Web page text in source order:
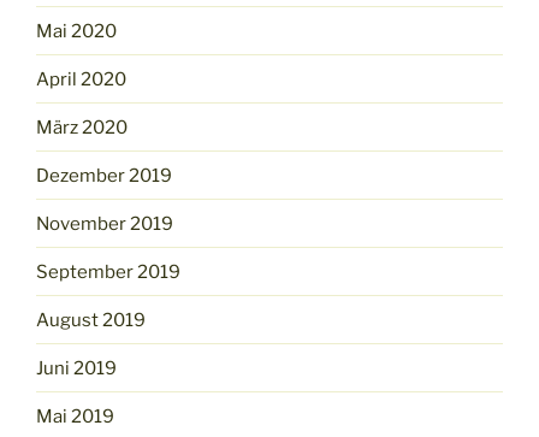
Mai 2020
April 2020
März 2020
Dezember 2019
November 2019
September 2019
August 2019
Juni 2019
Mai 2019